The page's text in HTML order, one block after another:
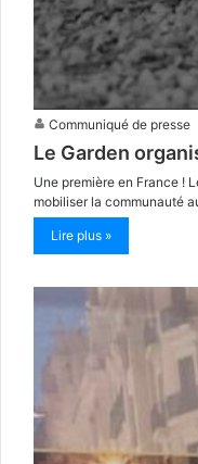
Communiqué de presse
Le Garden
Une première en France !
mobiliser la communauté
Lire plus »